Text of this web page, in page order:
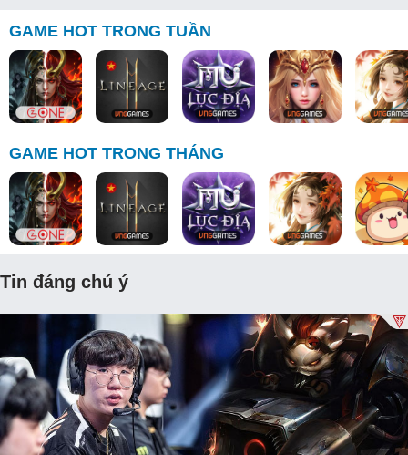
GAME HOT TRONG TUẦN
GAME HOT TRONG THÁNG
Tin đáng chú ý